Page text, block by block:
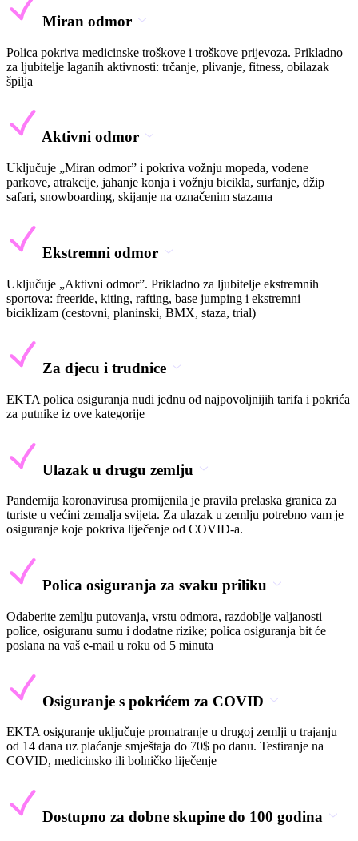
Miran odmor
Polica pokriva medicinske troškove i troškove prijevoza. Prikladno
za ljubitelje laganih aktivnosti: trčanje, plivanje, fitness, obilazak
špilja
Aktivni odmor
Uključuje „Miran odmor” i pokriva vožnju mopeda, vodene
parkove, atrakcije, jahanje konja i vožnju bicikla, surfanje, džip
safari, snowboarding, skijanje na označenim stazama
Ekstremni odmor
Uključuje „Aktivni odmor”. Prikladno za ljubitelje ekstremnih
sportova: freeride, kiting, rafting, base jumping i ekstremni
biciklizam (cestovni, planinski, BMX, staza, trial)
Za djecu i trudnice
EKTA polica osiguranja nudi jednu od najpovoljnijih tarifa i pokrića
za putnike iz ove kategorije
Ulazak u drugu zemlju
Pandemija koronavirusa promijenila je pravila prelaska granica za
turiste u većini zemalja svijeta. Za ulazak u zemlju potrebno vam je
osiguranje koje pokriva liječenje od COVID-a.
Polica osiguranja za svaku priliku
Odaberite zemlju putovanja, vrstu odmora, razdoblje valjanosti
police, osiguranu sumu i dodatne rizike; polica osiguranja bit će
poslana na vaš e-mail u roku od 5 minuta
Osiguranje s pokrićem za COVID
EKTA osiguranje uključuje promatranje u drugoj zemlji u trajanju
od 14 dana uz plaćanje smještaja do 70$ po danu. Testiranje na
COVID, medicinsko ili bolničko liječenje
Dostupno za dobne skupine do 100 godina